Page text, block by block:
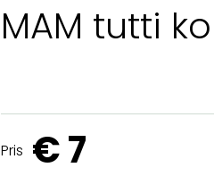
MAM tutti
Pris € 7